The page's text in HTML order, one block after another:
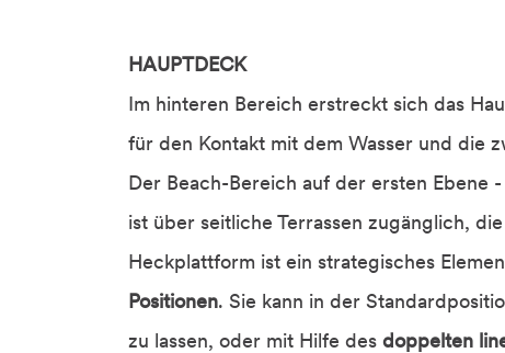
HAUPTDECK
Im hinteren Bereich erstreckt sich das
für den Kontakt mit dem Wasser und die
Der Beach-Bereich auf der ersten Ebene -
ist über seitliche Terrassen zugänglich,
Heckplattform ist ein strategisches
Positionen. Sie kann in der
zu lassen, oder mit Hilfe des doppelten